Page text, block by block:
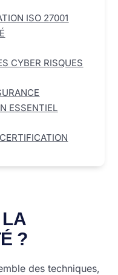
ISO 27001
CYBER RISQUES
ESSENTIEL
LA
?
des techniques,